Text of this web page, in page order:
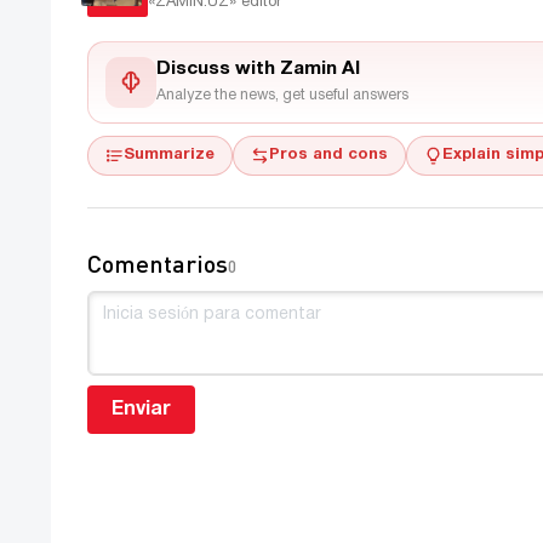
Discuss with Zamin AI
Analyze the news, get useful answers
Summarize Pros and cons Explain
Comentarios0
Enviar